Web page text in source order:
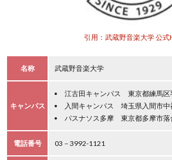
引用：武蔵野音楽大学 公式
名称 武蔵野音楽大学
キャンパス
江古田キャンパス 東京都練馬区
入間キャンパス 埼玉県入間市中
パスナソス多摩 東京都多摩市落
電話番号 03－3992-1121